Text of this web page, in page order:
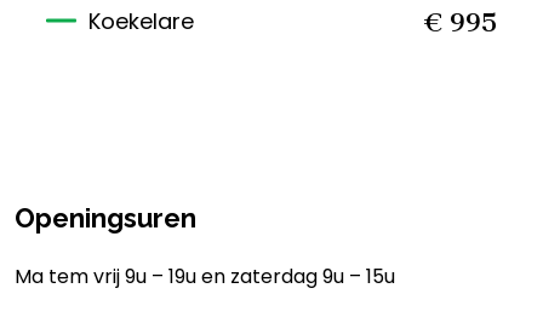
Koekelare € 995
Openingsuren
Ma tem vrij 9u – 19u en zaterdag 9u – 15u